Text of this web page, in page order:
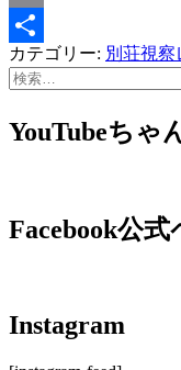
Email
共
有
カテゴリー: 別荘視察
検
YouTubeちゃ
Facebook公式
Instagram